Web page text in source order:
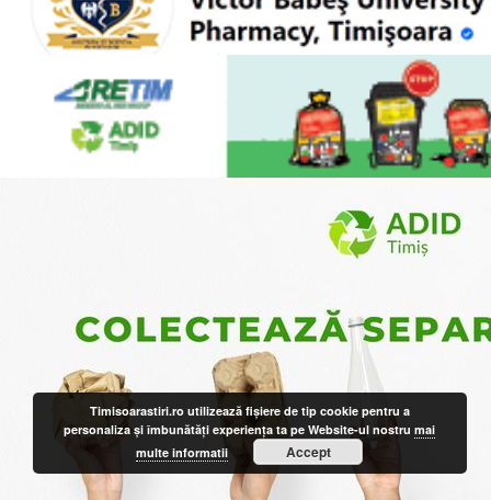
Timisoarastiri.ro utilizează fişiere de tip cookie pentru a
personaliza și îmbunătăți experiența ta pe Website-ul nostrumai
multe informatii
Accept